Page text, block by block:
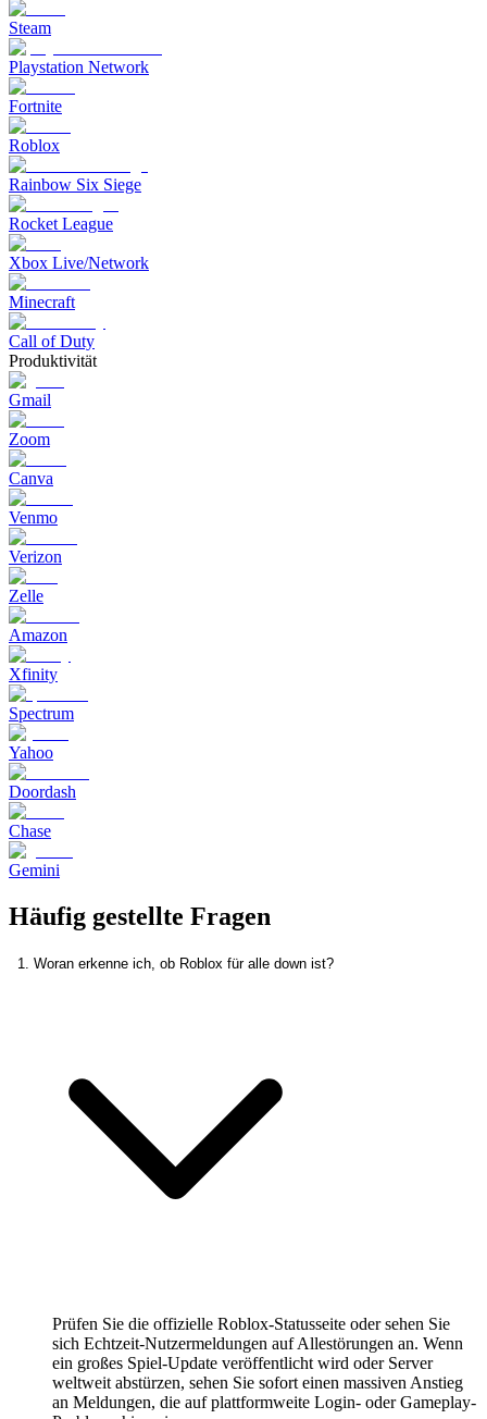
Steam
Playstation Network
Fortnite
Roblox
Rainbow Six Siege
Rocket League
Xbox Live/Network
Minecraft
Call of Duty
Produktivität
Gmail
Zoom
Canva
Venmo
Verizon
Zelle
Amazon
Xfinity
Spectrum
Yahoo
Doordash
Chase
Gemini
Häufig gestellte Fragen
Prüfen Sie die offizielle Roblox-Statusseite oder sehen Sie
sich Echtzeit-Nutzermeldungen auf Allestörungen an. Wenn
ein großes Spiel-Update veröffentlicht wird oder Server
weltweit abstürzen, sehen Sie sofort einen massiven Anstieg
an Meldungen, die auf plattformweite Login- oder Gameplay-